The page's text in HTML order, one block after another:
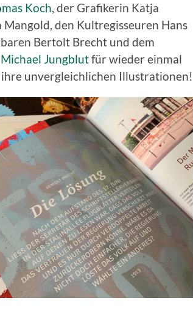
Koch, der Grafikerin Katja
den Kultregisseuren Hans
Bertolt Brecht und dem
Michael Jungblutfür wieder einmal
unvergleichlichen Illustrationen!